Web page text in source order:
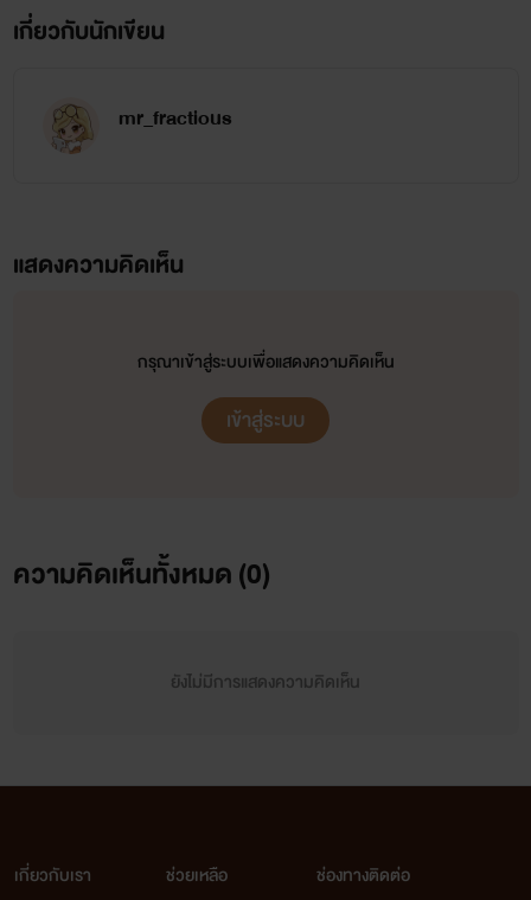
เกี่ยวกับนักเขียน
mr_fractious
แสดงความคิดเห็น
กรุณาเข้าสู่ระบบเพื่อแสดงความคิดเห็น
เข้าสู่ระบบ
ความคิดเห็นทั้งหมด (0)
ยังไม่มีการแสดงความคิดเห็น
เกี่ยวกับเรา
ช่วยเหลือ
ช่องทางติดต่อ